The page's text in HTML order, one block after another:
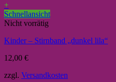
+
Schnellansicht
Nicht vorrätig
Kinder – Stirnband „dunkel lila“
12,00 €
zzgl. Versandkosten